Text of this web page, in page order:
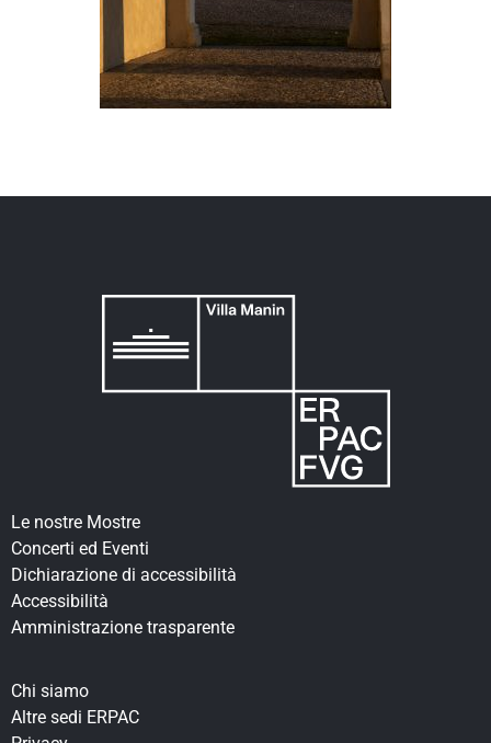
Le nostre Mostre
Concerti ed Eventi
Dichiarazione di accessibilità
Accessibilità
Amministrazione trasparente
Chi siamo
Altre sedi ERPAC